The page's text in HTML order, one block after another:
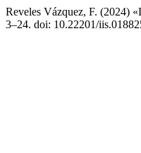
Reveles Vázquez, F. (2024)
3–24. doi: 10.22201/